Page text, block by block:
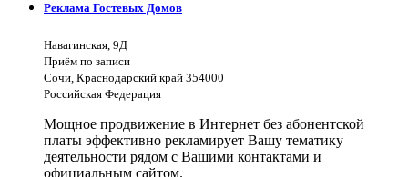
Реклама Гостевых Домов
Навагинская, 9Д
Приём по записи
Сочи, Краснодарский край 354000
Российская Федерация
Мощное продвижение в Интернет без абонентской
платы эффективно рекламирует Вашу тематику
деятельности рядом с Вашими контактами и
официальным сайтом.